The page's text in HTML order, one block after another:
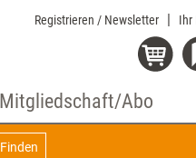
Registrieren / Newsletter Ihr
Mitgliedschaft/Abo
Finden